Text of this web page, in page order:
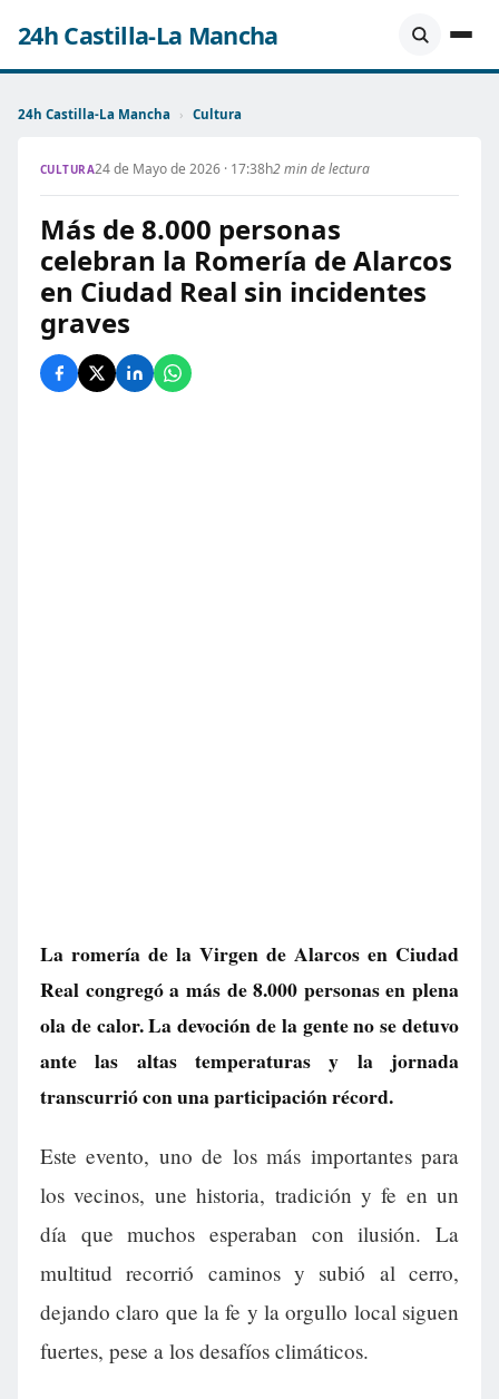
24h Castilla-La Mancha
24h Castilla-La Mancha › Cultura
CULTURA24 de Mayo de 2026 · 17:38h2 min de lectura
Más de 8.000 personas
celebran la Romería de Alarcos
en Ciudad Real sin incidentes
graves
La romería de la Virgen de Alarcos en Ciudad
Real congregó a más de 8.000 personas en plena
ola de calor. La devoción de la gente no se detuvo
ante las altas temperaturas y la jornada
transcurrió con una participación récord.
Este evento, uno de los más importantes para
los vecinos, une historia, tradición y fe en un
día que muchos esperaban con ilusión. La
multitud recorrió caminos y subió al cerro,
dejando claro que la fe y la orgullo local siguen
fuertes, pese a los desafíos climáticos.